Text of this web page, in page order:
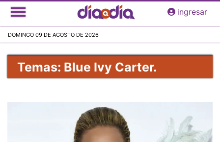
Pasar
al
principal
ingresar
DOMINGO 09 DE AGOSTO DE 2026
Temas: Blue Ivy Carter.